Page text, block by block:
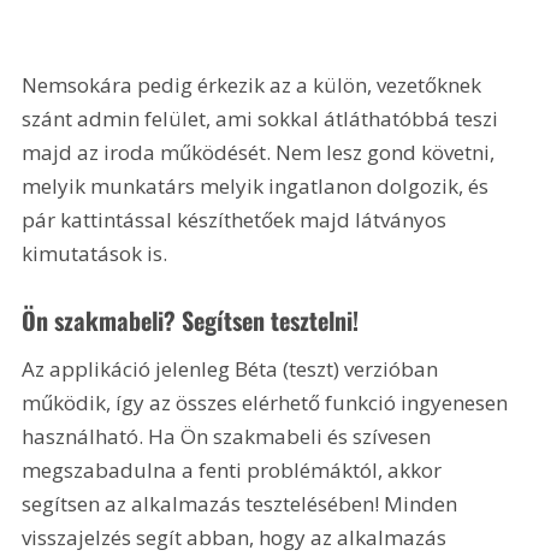
Nemsokára pedig érkezik az a külön, vezetőknek
szánt admin felület, ami sokkal átláthatóbbá teszi
majd az iroda működését. Nem lesz gond követni,
melyik munkatárs melyik ingatlanon dolgozik, és
pár kattintással készíthetőek majd látványos
kimutatások is.
Ön szakmabeli? Segítsen tesztelni!
Az applikáció jelenleg Béta (teszt) verzióban
működik, így az összes elérhető funkció ingyenesen
használható. Ha Ön szakmabeli és szívesen
megszabadulna a fenti problémáktól, akkor
segítsen az alkalmazás tesztelésében! Minden
visszajelzés segít abban, hogy az alkalmazás